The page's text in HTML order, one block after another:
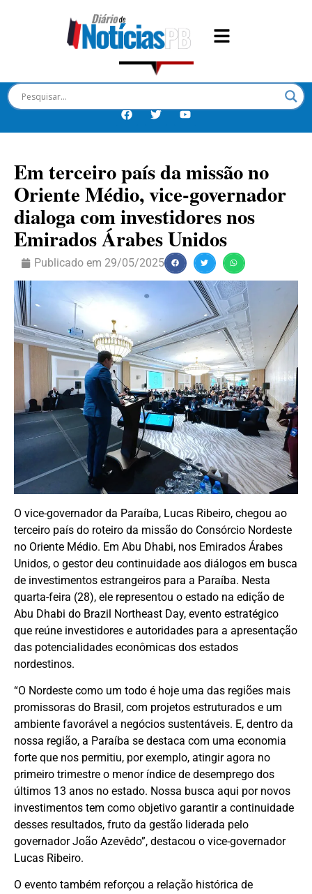
Em terceiro país da missão no
Oriente Médio, vice-governador
dialoga com investidores nos
Emirados Árabes Unidos
Publicado em 29/05/2025
O vice-governador da Paraíba, Lucas Ribeiro, chegou ao
terceiro país do roteiro da missão do Consórcio Nordeste
no Oriente Médio. Em Abu Dhabi, nos Emirados Árabes
Unidos, o gestor deu continuidade aos diálogos em busca
de investimentos estrangeiros para a Paraíba. Nesta
quarta-feira (28), ele representou o estado na edição de
Abu Dhabi do Brazil Northeast Day, evento estratégico
que reúne investidores e autoridades para a apresentação
das potencialidades econômicas dos estados
nordestinos.
“O Nordeste como um todo é hoje uma das regiões mais
promissoras do Brasil, com projetos estruturados e um
ambiente favorável a negócios sustentáveis. E, dentro da
nossa região, a Paraíba se destaca com uma economia
forte que nos permitiu, por exemplo, atingir agora no
primeiro trimestre o menor índice de desemprego dos
últimos 13 anos no estado. Nossa busca aqui por novos
investimentos tem como objetivo garantir a continuidade
desses resultados, fruto da gestão liderada pelo
governador João Azevêdo”, destacou o vice-governador
Lucas Ribeiro.
O evento também reforçou a relação histórica de